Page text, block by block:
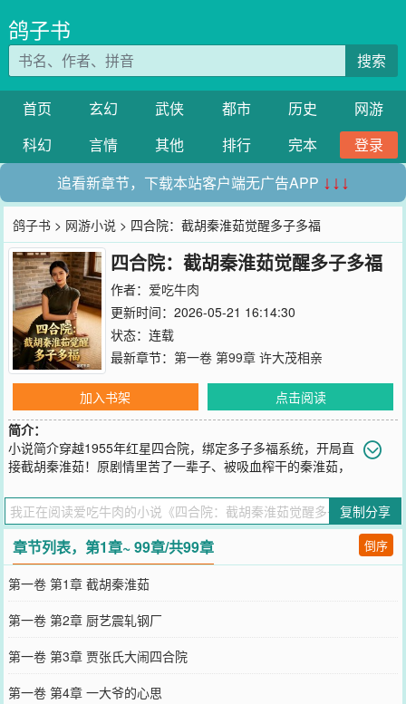
鸽子书
搜索
首页 玄幻 武侠 都市 历史
网游
科幻
言情 其他 排行 完本
登录
追看新章节，下载本站客户端无广告APP ↓↓↓
鸽子书 > 网游小说 > 四合院：截胡秦淮茹觉醒多子多福
四合院：截胡秦淮茹觉醒多子多福
作者： 爱吃牛肉
更新时间：2026-05-21 16:14:30
状态：连载
最新章节： 第一卷 第99章 许大茂相亲
加入书架
点击阅读
简介：
小说简介穿越1955年红星四合院，绑定多子多福系统，开局直
接截胡秦淮茹！原剧情里苦了一辈子、被吸血榨干的秦淮茹，
第一个女人，被宠成全院最幸福的女人，接连生下龙凤胎，触发系统
万倍暴击，粮食、布料、票证源源不断。不止秦淮茹！温柔知性的冉
秋叶老师，被他的才华和担当打动；明艳大方的于海棠，放弃许大茂
倒追他；家底丰厚的娄晓娥，更是带着全部身家投奔他。一个个性格
各异的美人，都被魅力折服，心甘情愿陪他共度一生。全院禽兽傻眼
了！易中海养老算盘落空，贾张氏撒泼被怼到自闭，许大茂使坏反被
坑得倾家荡产。靠着多子多福系统，娶妻生子就变强，从临时工一路
升到厂长，住洋房、开汽车，儿女绕膝、娇妻在怀，把这个禽兽遍地
的四合院，彻底变成了属于他的幸福大院！
您要是觉得《 四合院：截胡秦淮茹觉醒多子多福
忘记向您QQ群和微博微信里的朋友推荐哦！
复制分享
章节列表，第1章~ 99章/共99章 倒序
第一卷 第1章 截胡秦淮茹
第一卷 第2章 厨艺震轧钢厂
第一卷 第3章 贾张氏大闹四合院
第一卷 第4章 一大爷的心思